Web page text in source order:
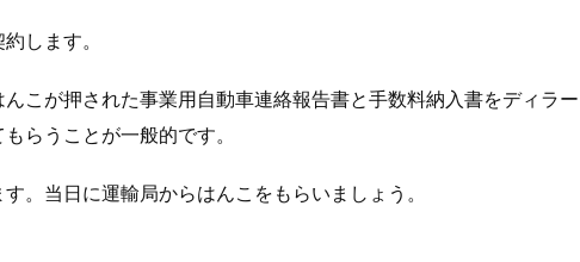
します。
こが押された事業用自動車連絡報告書と手数料納入書をディラー
らうことが一般的です。
。当日に運輸局からはんこをもらいましょう。